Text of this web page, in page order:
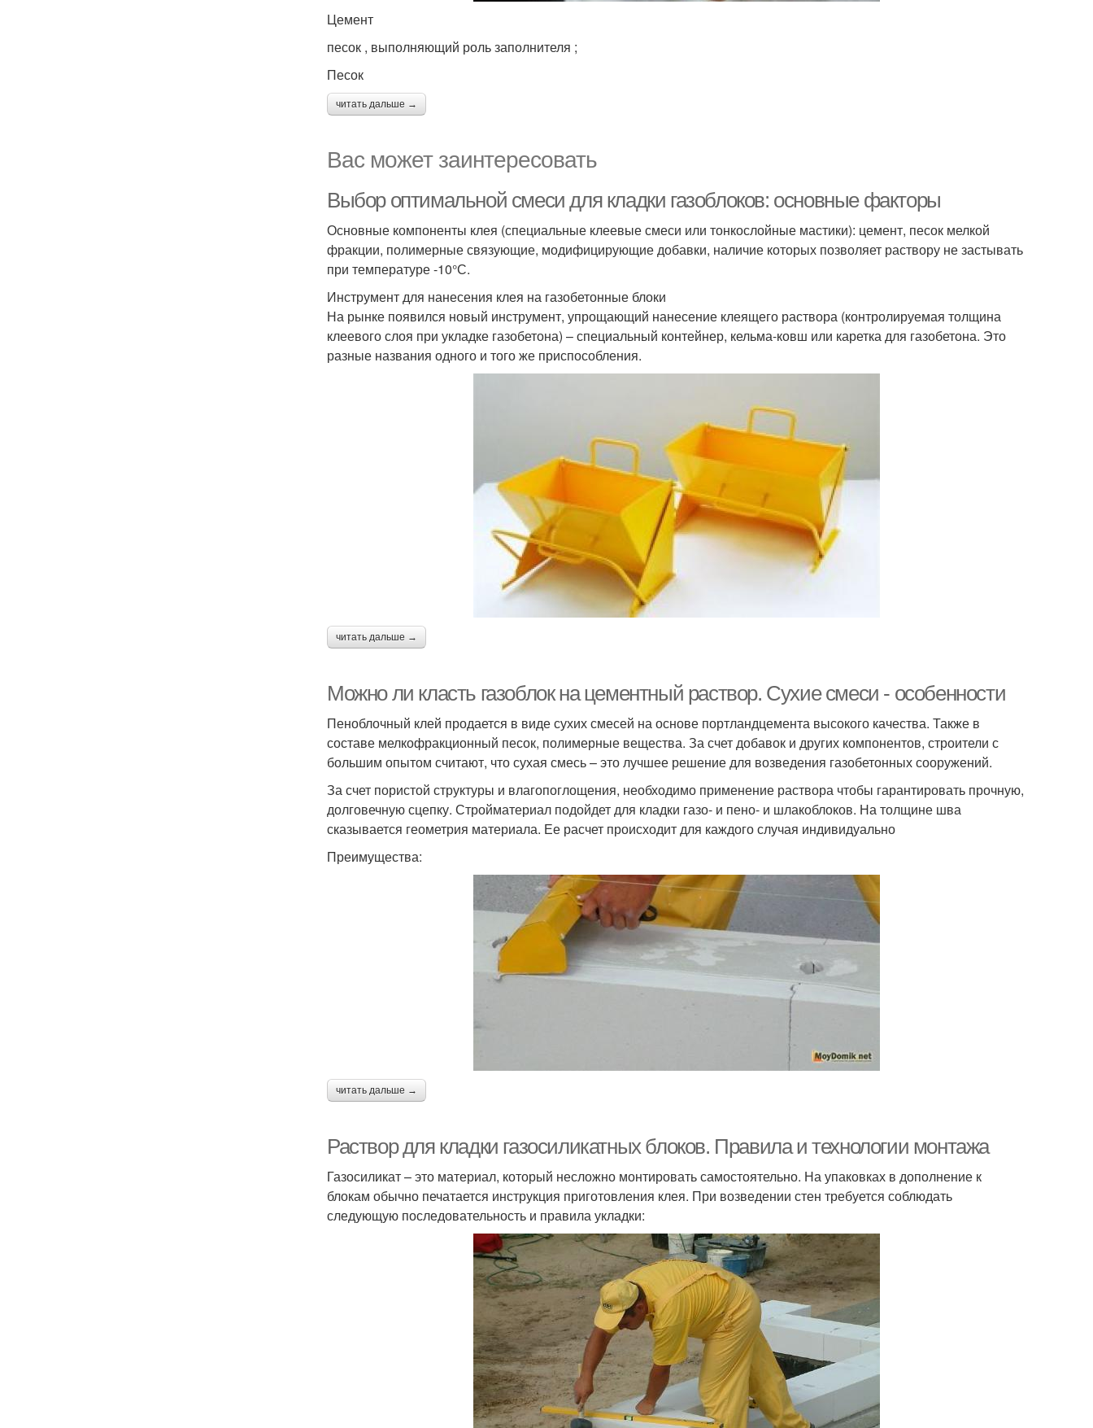
Цемент
песок , выполняющий роль заполнителя ;
Песок
читать дальше →
Вас может заинтересовать
Выбор оптимальной смеси для кладки газоблоков: основные факторы
Основные компоненты клея (специальные клеевые смеси или тонкослойные мастики): цемент, песок мелкой
фракции, полимерные связующие, модифицирующие добавки, наличие которых позволяет раствору не застывать
при температуре -10°С.
Инструмент для нанесения клея на газобетонные блоки
На рынке появился новый инструмент, упрощающий нанесение клеящего раствора (контролируемая толщина
клеевого слоя при укладке газобетона) – специальный контейнер, кельма-ковш или каретка для газобетона. Это
разные названия одного и того же приспособления.
читать дальше →
Можно ли класть газоблок на цементный раствор. Сухие смеси - особенности
Пеноблочный клей продается в виде сухих смесей на основе портландцемента высокого качества. Также в
составе мелкофракционный песок, полимерные вещества. За счет добавок и других компонентов, строители с
большим опытом считают, что сухая смесь – это лучшее решение для возведения газобетонных сооружений.
За счет пористой структуры и влагопоглощения, необходимо применение раствора чтобы гарантировать прочную,
долговечную сцепку. Стройматериал подойдет для кладки газо- и пено- и шлакоблоков. На толщине шва
сказывается геометрия материала. Ее расчет происходит для каждого случая индивидуально
Преимущества:
читать дальше →
Раствор для кладки газосиликатных блоков. Правила и технологии монтажа
Газосиликат – это материал, который несложно монтировать самостоятельно. На упаковках в дополнение к
блокам обычно печатается инструкция приготовления клея. При возведении стен требуется соблюдать
следующую последовательность и правила укладки: